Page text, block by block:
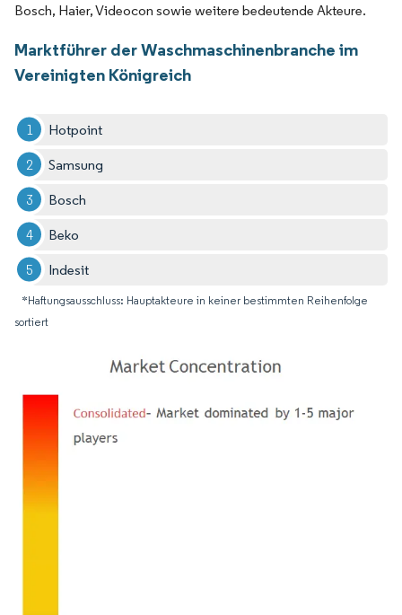
Bosch, Haier, Videocon sowie weitere bedeutende Akteure.
Marktführer der Waschmaschinenbranche im
Vereinigten Königreich
Hotpoint
Samsung
Bosch
Beko
Indesit
*Haftungsausschluss: Hauptakteure in keiner bestimmten Reihenfolge
sortiert